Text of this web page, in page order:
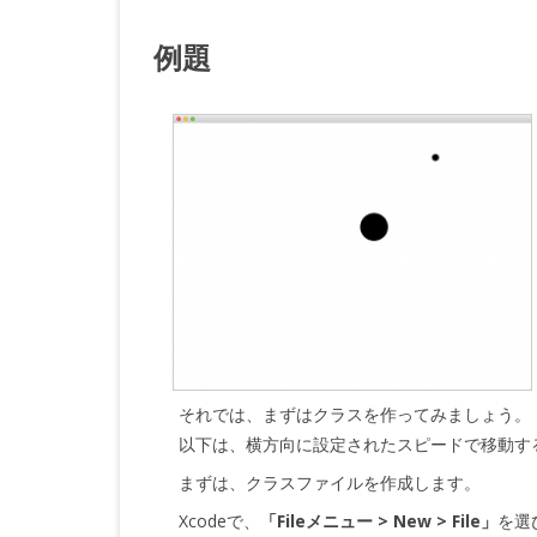
ッ
例題
それでは、まずはクラスを作ってみましょう。
以下は、横方向に設定されたスピードで移動す
まずは、クラスファイルを作成します。
Xcodeで、
「Fileメニュー > New > File」 を選